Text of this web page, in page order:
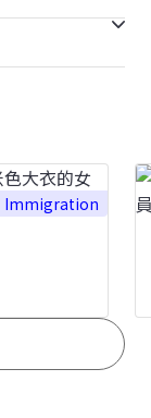
不合格。
設合格或不合
須關閉。如果
被取消考試資
Immigration